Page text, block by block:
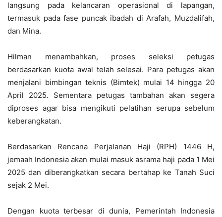
langsung pada kelancaran operasional di lapangan,
termasuk pada fase puncak ibadah di Arafah, Muzdalifah,
dan Mina.
Hilman menambahkan, proses seleksi petugas
berdasarkan kuota awal telah selesai. Para petugas akan
menjalani bimbingan teknis (Bimtek) mulai 14 hingga 20
April 2025. Sementara petugas tambahan akan segera
diproses agar bisa mengikuti pelatihan serupa sebelum
keberangkatan.
Berdasarkan Rencana Perjalanan Haji (RPH) 1446 H,
jemaah Indonesia akan mulai masuk asrama haji pada 1 Mei
2025 dan diberangkatkan secara bertahap ke Tanah Suci
sejak 2 Mei.
Dengan kuota terbesar di dunia, Pemerintah Indonesia